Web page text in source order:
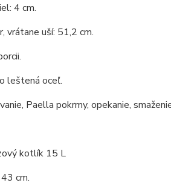
4 cm.
vrátane uší: 51,2 cm.
leštená oceľ.
Paella pokrmy, opekanie,
kotlík 15 L
cm.